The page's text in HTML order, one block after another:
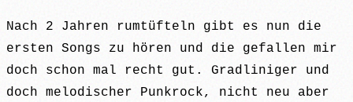
Nach 2 Jahren rumtüfteln gibt es nun die
ersten Songs zu hören und die gefallen mir
doch schon mal recht gut. Gradliniger und
doch melodischer Punkrock, nicht neu aber